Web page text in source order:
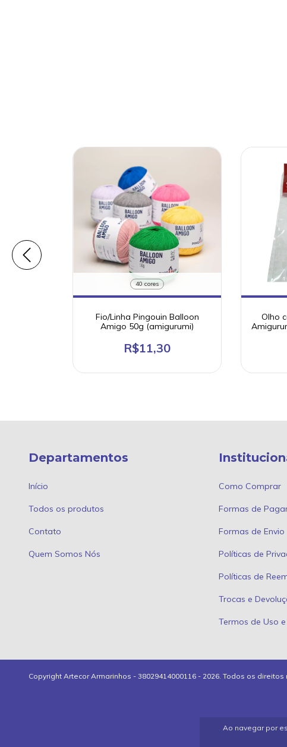
Ao navegar por
40 cores
Fio/Linha Pingouin Balloon
Amigo 50g (amigurumi)
R$11,30
Olho
Departamentos
Início
Todos os produtos
Contato
Quem Somos Nós
Como Comprar
Formas de
Formas de Envio
Políticas de
Políticas de
Trocas e
Termos de Uso
Copyright Artecor Armarinhos - 38029414000116 - 2026. Todos os